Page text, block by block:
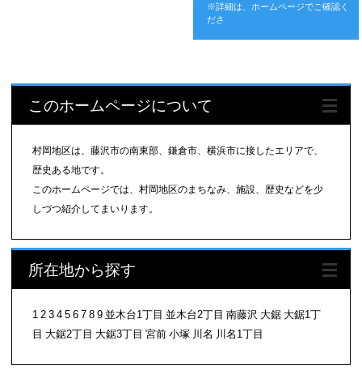
※詳細は、ホームページでご確認く
ださ
このホームページについて
村岡地区は、藤沢市の南東部、鎌倉市、横浜市に接したエリアで、
歴史ある地です。
このホームページでは、村岡地区のまちなみ、施設、歴史などを少
しづつ紹介してまいります。
所在地から探す
1 2 3 4 5 6 7 8 9 並木台1丁目 並木台2丁目 南藤沢 大鋸 大鋸1丁
目 大鋸2丁目 大鋸3丁目 宮前 小塚 川名 川名1丁目